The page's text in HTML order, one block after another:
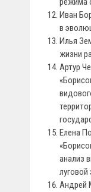
Иван
в
Илья
жизни
Артур
Елена
анализ
Андрей